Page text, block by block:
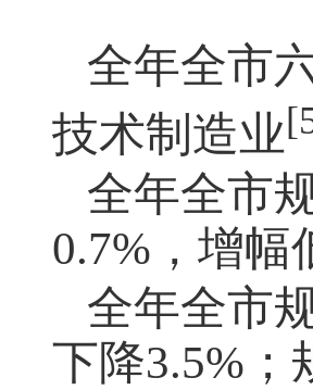
全年全市
技术制造业
全年全市
0.7%，增幅
全年全市
下降3.5%；